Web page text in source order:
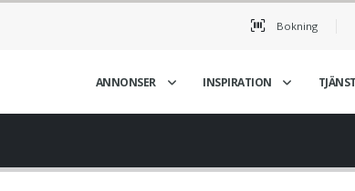
Bokning
ANNONSER INSPIRATION